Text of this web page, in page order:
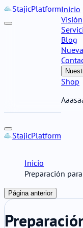
StajicPlatformInicio
Visión
Blog
Shop
StajicPlatform
Inicio
Preparación
Página anterior